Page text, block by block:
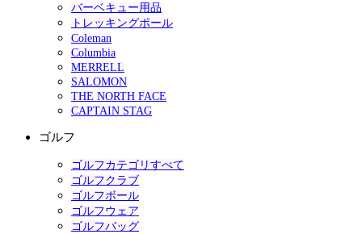
バーベキュー用品
トレッキングポール
Coleman
Columbia
MERRELL
SALOMON
THE NORTH FACE
CAPTAIN STAG
ゴルフ
ゴルフカテゴリすべて
ゴルフクラブ
ゴルフボール
ゴルフウェア
ゴルフバッグ